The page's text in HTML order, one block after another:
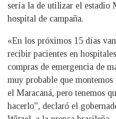
sería la de utilizar el estadio
hospital de campaña.
«En los próximos 15 días
recibir pacientes en
compras de emergencia de
muy probable que
el Maracaná, pero tenemos
hacerlo”, declaró el